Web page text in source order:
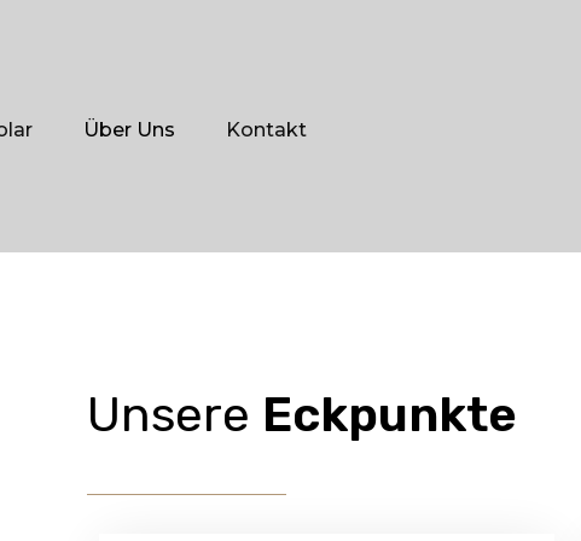
Über Uns Kontakt
Unsere Eckpunkte